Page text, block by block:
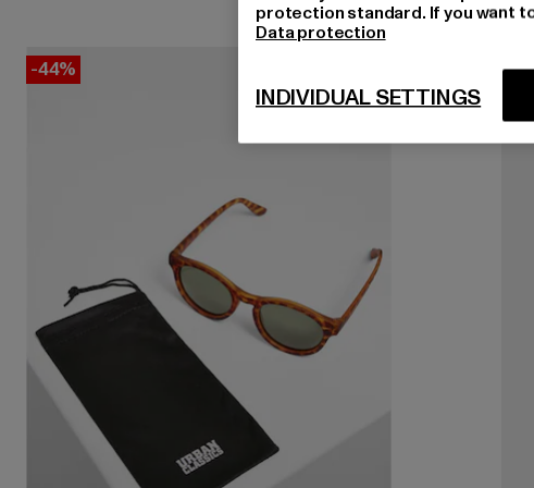
-44% -
protection standard. If you want
Data protection
INDIVIDUAL SETTINGS